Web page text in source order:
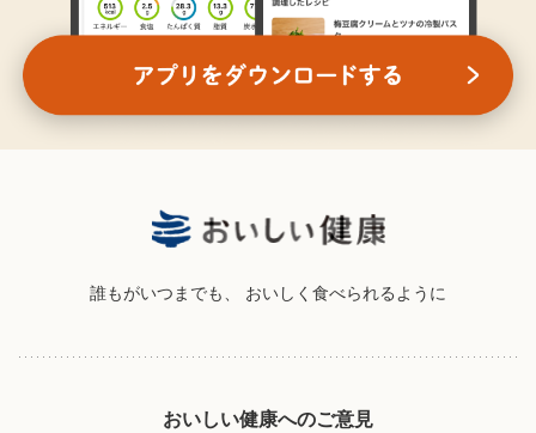
誰もがいつまでも、 おいしく食べられるように
おいしい健康へのご意見